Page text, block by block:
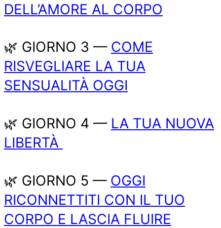
DELL’AMORE AL CORPO
🌿 GIORNO 3 — COME
RISVEGLIARE LA TUA
SENSUALITÀ OGGI
🌿 GIORNO 4 — LA TUA NUOVA
LIBERTÀ
🌿 GIORNO 5 — OGGI
RICONNETTITI CON IL TUO
CORPO E LASCIA FLUIRE